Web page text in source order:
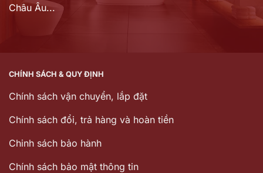
Châu Âu...
CHÍNH SÁCH & QUY ĐỊNH
Chính sách vận chuyển, lắp đặt
Chính sách đổi, trả hàng và hoàn tiền
Chinh sách bảo hành
Chính sách bảo mật thông tin